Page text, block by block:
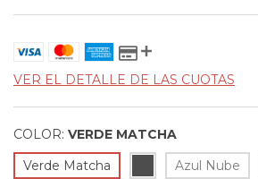
VER EL DETALLE DE LAS CUOTAS
COLOR: VERDE MATCHA
Verde Matcha
Azul Nube